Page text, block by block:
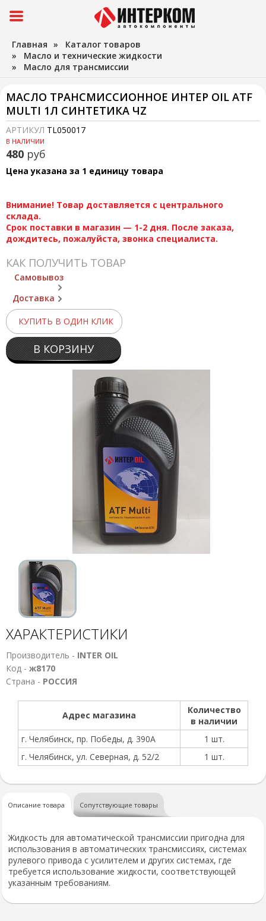
Главная » Каталог товаров
» Масло и технические жидкости
» Масло для трансмиссии
МАСЛО ТРАНСМИССИОННОЕ ИНТЕР OIL ATF
MULTI 1Л СИНТЕТИКА ЧZ
АРТИКУЛ TL050017
В НАЛИЧИИ
480 руб
Цена указана за 1 единицу товара
Внимание! Товар доставляется с центрального
склада.
Срок поставки в магазин — 1-2 дня. После заказа,
дождитесь, пожалуйста, звонка специалиста.
КАК ПОЛУЧИТЬ ТОВАР
Самовывоз
Доставка
КУПИТЬ В ОДИН КЛИК
В КОРЗИНУ
ХАРАКТЕРИСТИКИ
Производитель - INTER OIL
Код - ж8170
Страна - РОССИЯ
Адрес магазина
Количество
в наличии
г. Челябинск, пр. Победы, д. 390А
1 шт.
г. Челябинск, ул. Северная, д. 52/2
1 шт.
Описание товара Сопутствующие товары
Жидкость для автоматической трансмиссии пригодна для
использования в автоматических трансмиссиях, системах
рулевого привода с усилителем и других системах, где
требуется использование жидкости, соответствующей
указанным требованиям.